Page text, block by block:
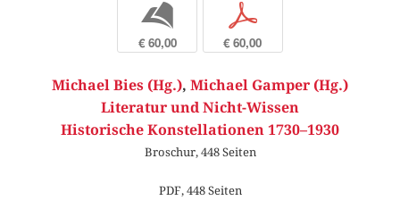
b
€ 60,00
p
€ 60,00
Michael Bies (Hg.), Michael Gamper (Hg.)
Literatur und Nicht-Wissen
Historische Konstellationen 1730–1930
Broschur, 448 Seiten
PDF, 448 Seiten